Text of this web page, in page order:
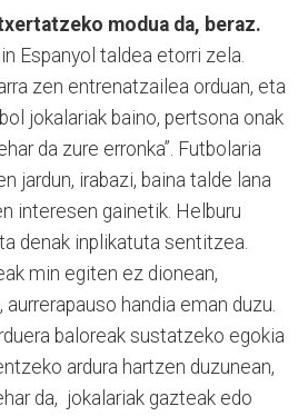
modua da, beraz.
Espanyol taldea etorri zela.
zen entrenatzailea orduan, eta
jokalariak baino, pertsona onak
da zure erronka”. Futbolaria
jardun, irabazi, baina talde lana
interesen gainetik. Helburu
denak inplikatuta sentitzea.
min egiten ez dionean,
handia eman duzu.
baloreak sustatzeko egokia
ardura hartzen duzunean,
da, jokalariak gazteak edo